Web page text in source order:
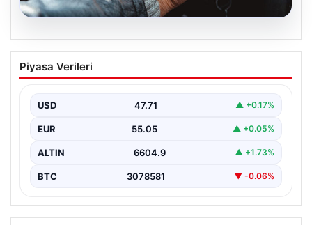
Emekliye ÖTV’siz araç verilecek mi,
yasa çıkacak mı? Milyonlarca emekli
Piyasa Verileri
USD 47.71 ▲ +0.17%
EUR 55.05 ▲ +0.05%
ALTIN 6604.9 ▲ +1.73%
BTC 3078581 ▼ -0.06%